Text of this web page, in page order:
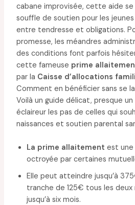
cabane improvisée, cette aide
souffle de soutien pour les
entre tendresse et obligations.
promesse, les méandres
des conditions font parfois
cette fameuse prime
par la Caisse d’allocations
Comment en bénéficier sans se
Voilà un guide délicat, presque
éclaireur les pas de celles qui
naissances et soutien parental
La prime allaitement est une
octroyée par certaines
Elle peut atteindre jusqu’à
tranche de 125€ tous les deux
jusqu’à six mois.